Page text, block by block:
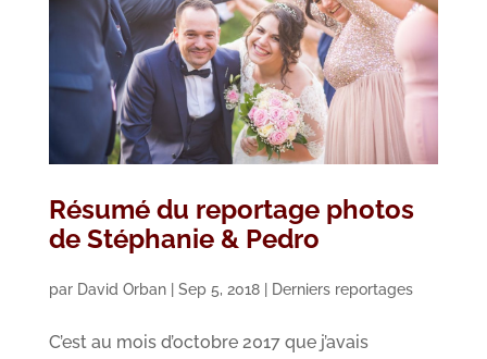
Résumé du reportage photos
de Stéphanie & Pedro
par David Orban| Sep 5, 2018| Derniers reportages
C’est au mois d’octobre 2017 que j’avais